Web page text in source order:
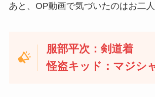
あと、OP動画で気づいたのはお二人
服部平次：剣道着
怪盗キッド：マジシ